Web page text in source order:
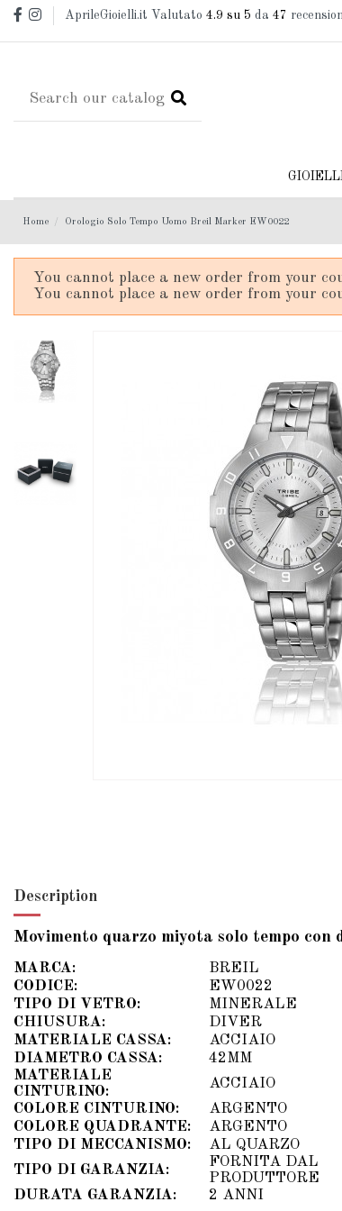
AprileGioielli.it Valutato4.9 su 5 da47
Home Orologio Solo Tempo Uomo Breil Marker EW0022
You cannot place a new order from your
You cannot place a new order from your
Description
Movimento quarzo miyota solo tempo
MARCA:
BREIL
CODICE:
EW0022
TIPO DI VETRO:
MINERALE
CHIUSURA:
DIVER
MATERIALE CASSA:
ACCIAIO
DIAMETRO CASSA:
42MM
MATERIALE
CINTURINO:
ACCIAIO
COLORE CINTURINO:
ARGENTO
COLORE QUADRANTE:
ARGENTO
TIPO DI MECCANISMO:
AL QUARZO
TIPO DI GARANZIA:
FORNITA DAL
PRODUTTORE
DURATA GARANZIA:
2 ANNI